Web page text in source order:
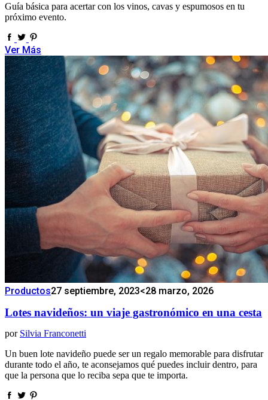
Guía básica para acertar con los vinos, cavas y espumosos en tu
próximo evento.
Ver Más
Productos27 septiembre, 2023<28 marzo, 2026
Lotes navideños: un viaje gastronómico en una cesta
por Silvia Franconetti
Un buen lote navideño puede ser un regalo memorable para disfrutar
durante todo el año, te aconsejamos qué puedes incluir dentro, para
que la persona que lo reciba sepa que te importa.